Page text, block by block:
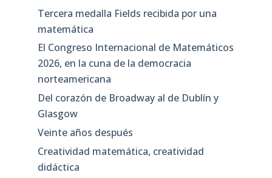
Tercera medalla Fields recibida por una
matemática
El Congreso Internacional de Matemáticos
2026, en la cuna de la democracia
norteamericana
Del corazón de Broadway al de Dublín y
Glasgow
Veinte años después
Creatividad matemática, creatividad
didáctica